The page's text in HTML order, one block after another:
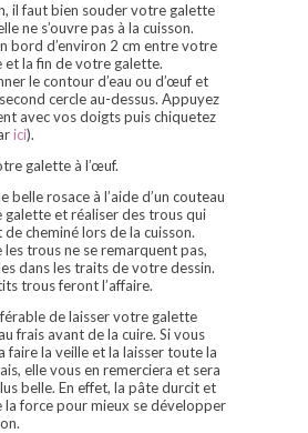
il faut bien souder votre galette
ne s’ouvre pas à la cuisson.
bord d’environ 2 cm entre votre
et la fin de votre galette.
le contour d’eau ou d’œuf et
cercle au-dessus. Appuyez
avec vos doigts puis chiquetez
ici).
galette à l’œuf.
belle rosace à l’aide d’un couteau
galette et réaliser des trous qui
cheminé lors de la cuisson.
les trous ne se remarquent pas,
dans les traits de votre dessin.
trous feront l’affaire.
de laisser votre galette
frais avant de la cuire. Si vous
faire la veille et la laisser toute la
elle vous en remerciera et sera
belle. En effet, la pâte durcit et
la force pour mieux se développer